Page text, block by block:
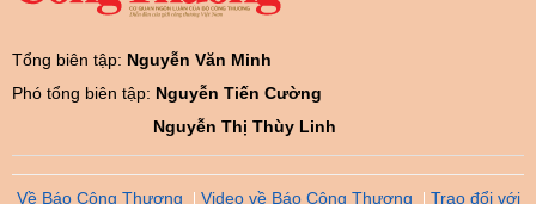
Tổng biên tập: Nguyễn Văn Minh
Phó tổng biên tập: Nguyễn Tiến Cường
Nguyễn Thị Thùy Linh
Về Báo Công Thương Video về Báo Công Thương
Trao đổi với